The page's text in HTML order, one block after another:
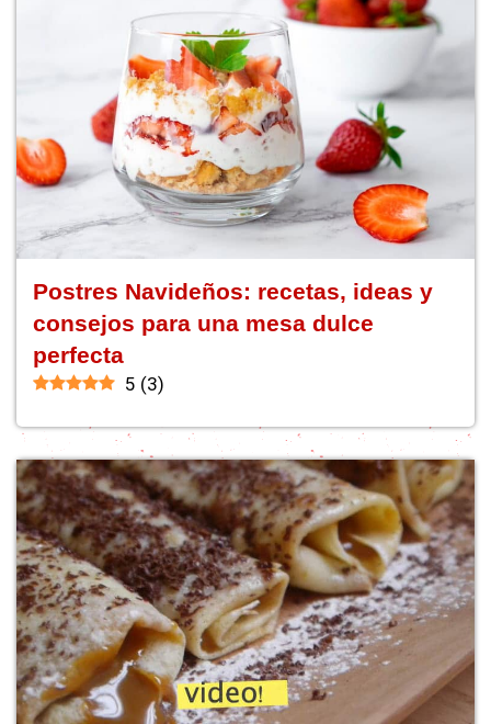
Postres Navideños: recetas, ideas y
consejos para una mesa dulce
perfecta
5 (3)